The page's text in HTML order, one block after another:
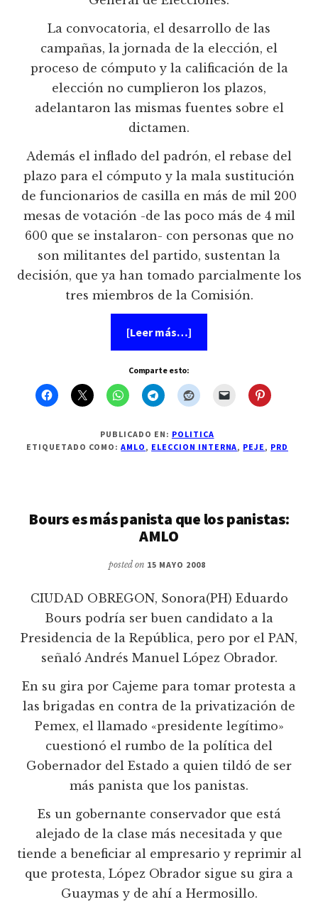
La convocatoria, el desarrollo de las
campañas, la jornada de la elección, el
proceso de cómputo y la calificación de la
elección no cumplieron los plazos,
adelantaron las mismas fuentes sobre el
dictamen.
Además el inflado del padrón, el rebase del
plazo para el cómputo y la mala sustitución
de funcionarios de casilla en más de mil 200
mesas de votación -de las poco más de 4 mil
600 que se instalaron- con personas que no
son militantes del partido, sustentan la
decisión, que ya han tomado parcialmente los
tres miembros de la Comisión.
[Leer más…]
Anulan
del
PRD
Comparte esto:
PUBLICADO EN: POLITICA
ETIQUETADO COMO:AMLO , ELECCION INTERNA, PEJE , PRD
Bours es más panista que los panistas:
AMLO
posted on 15 MAYO 2008
CIUDAD OBREGON, Sonora(PH) Eduardo
Bours podrí­a ser buen candidato a la
Presidencia de la República, pero por el PAN,
señaló Andrés Manuel López Obrador.
En su gira por Cajeme para tomar protesta a
las brigadas en contra de la privatización de
Pemex, el llamado «presidente legí­timo»
cuestionó el rumbo de la polí­tica del
Gobernador del Estado a quien tildó de ser
más panista que los panistas.
Es un gobernante conservador que está
alejado de la clase más necesitada y que
tiende a beneficiar al empresario y reprimir al
que protesta, López Obrador sigue su gira a
Guaymas y de ahí­ a Hermosillo.